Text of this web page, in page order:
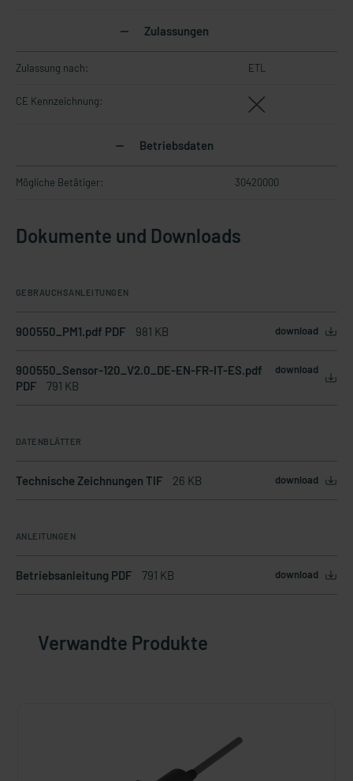
Zulassungen
Zulassung nach: ETL
CE Kennzeichnung:
Betriebsdaten
Mögliche Betätiger: 30420000
Dokumente und Downloads
GEBRAUCHSANLEITUNGEN
900550_PM1.pdf PDF 981 KB download
900550_Sensor-120_V2.0_DE-EN-FR-IT-ES.pdf
PDF
791 KB
download
DATENBLÄTTER
Technische Zeichnungen TIF 26 KB download
ANLEITUNGEN
Betriebsanleitung PDF 791 KB download
Verwandte Produkte